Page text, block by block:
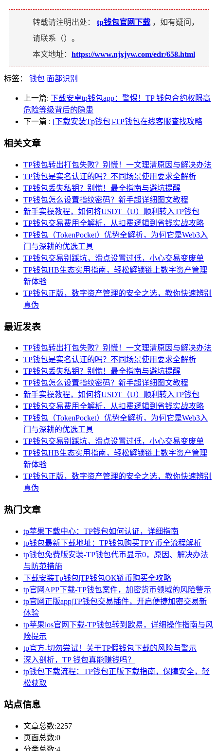
转载请注明出处： tp钱包官网下载 ，如有疑问，
请联系（）。
本文地址： https://www.njxjyw.com/edr/658.html
标签： 钱包 面部识别
上一篇: 下载安卓tp钱包app：警惕！TP 钱包合约权限高
危险等级背后的隐患
下一篇 : [下载安装Tp钱包]-TP钱包在线客服查找攻略
相关文章
TP钱包转出打包失败？别慌！一文理清原因与解决办法
TP钱包是实名认证的吗？不同场景使用要求全解析
TP钱包丢失私钥？别慌！最全指南与避坑提醒
TP钱包怎么设置指纹密码？新手超详细图文教程
新手实操教程，如何将USDT（U）顺利转入TP钱包
TP钱包交易费用全解析，从扣费逻辑到省钱实战攻略
TP钱包（TokenPocket）优势全解析，为何它是Web3入
门与深耕的优选工具
TP钱包交易别踩坑，滑点设置过低，小心交易变废单
TP钱包HB生态实用指南，轻松解锁链上数字资产管理
新体验
TP钱包正版，数字资产管理的安全之选，教你快速辨别
真伪
最近发表
TP钱包转出打包失败？别慌！一文理清原因与解决办法
TP钱包是实名认证的吗？不同场景使用要求全解析
TP钱包丢失私钥？别慌！最全指南与避坑提醒
TP钱包怎么设置指纹密码？新手超详细图文教程
新手实操教程，如何将USDT（U）顺利转入TP钱包
TP钱包交易费用全解析，从扣费逻辑到省钱实战攻略
TP钱包（TokenPocket）优势全解析，为何它是Web3入
门与深耕的优选工具
TP钱包交易别踩坑，滑点设置过低，小心交易变废单
TP钱包HB生态实用指南，轻松解锁链上数字资产管理
新体验
TP钱包正版，数字资产管理的安全之选，教你快速辨别
真伪
热门文章
tp苹果下载中心：TP钱包如何认证，详细指南
tp钱包最新下载地址：TP钱包购买TPY币全流程解析
tp钱包免费版安装-TP钱包代币显示0，原因、解决办法
与防范措施
下载安装Tp钱包|TP钱包OK链币购买全攻略
tp官网APP下载-TP钱包案件，加密货币领域的风险警示
tp官网正版app|TP钱包交易插件，开启便捷加密交易新
体验
tp苹果ios官网下载-TP钱包转到欧易，详细操作指南与风
险提示
tp官方-切勿尝试！关于TP假钱包下载的风险与警示
深入剖析，TP 钱包真能赚钱吗？
tp钱包下载流程：TP钱包正版下载指南，保障安全，轻
松获取
站点信息
文章总数:2257
页面总数:0